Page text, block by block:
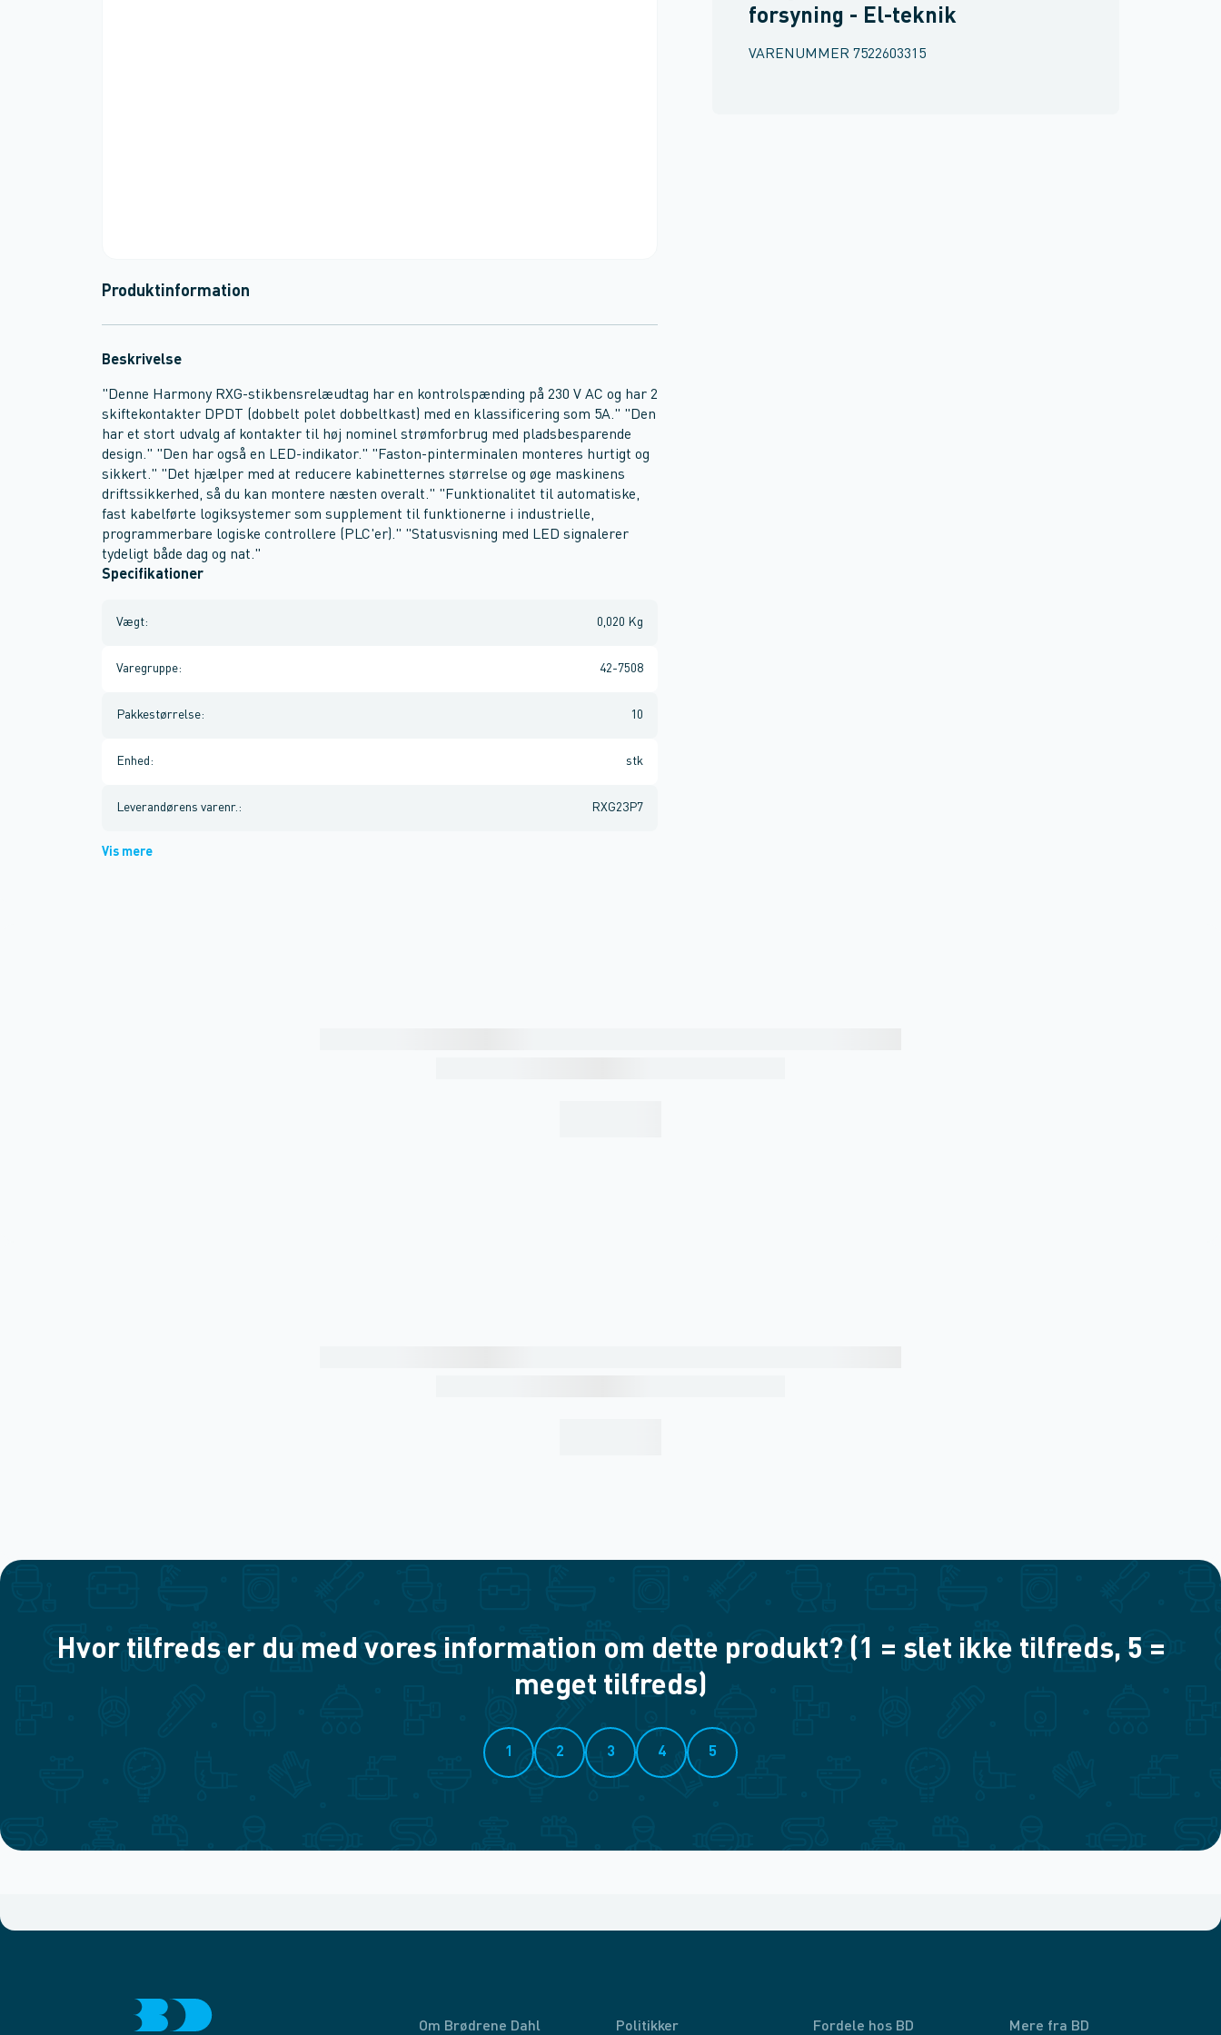
forsyning - El-teknik
VARENUMMER 7522603315
Produktinformation
Beskrivelse
"Denne Harmony RXG-stikbensrelæudtag har en kontrolspænding på 230 V AC og har 2
skiftekontakter DPDT (dobbelt polet dobbeltkast) med en klassificering som 5A." "Den
har et stort udvalg af kontakter til høj nominel strømforbrug med pladsbesparende
design." "Den har også en LED-indikator." "Faston-pinterminalen monteres hurtigt og
sikkert." "Det hjælper med at reducere kabinetternes størrelse og øge maskinens
driftssikkerhed, så du kan montere næsten overalt." "Funktionalitet til automatiske,
fast kabelførte logiksystemer som supplement til funktionerne i industrielle,
programmerbare logiske controllere (PLC'er)." "Statusvisning med LED signalerer
tydeligt både dag og nat."
Specifikationer
Vægt: 0,020 Kg
Varegruppe: 42-7508
Pakkestørrelse: 10
Enhed : stk
Leverandørens varenr. : RXG23P7
Vis mere
Hvor tilfreds er du med vores information om dette produkt? (1 = slet ikke tilfreds, 5 =
meget tilfreds)
1 2 3 4 5
Om Brødrene Dahl Politikker Fordele hos BD Mere fra BD